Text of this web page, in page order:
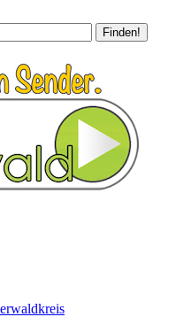
Finden!